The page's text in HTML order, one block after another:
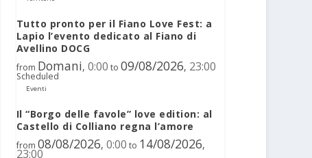
Tutto pronto per il Fiano Love Fest: a
Lapio l’evento dedicato al Fiano di
Avellino DOCG
from Domani, 0:00 to 09/08/2026, 23:00
Scheduled
Eventi
Il “Borgo delle favole” love edition: al
Castello di Colliano regna l’amore
from 08/08/2026, 0:00 to 14/08/2026,
23:00